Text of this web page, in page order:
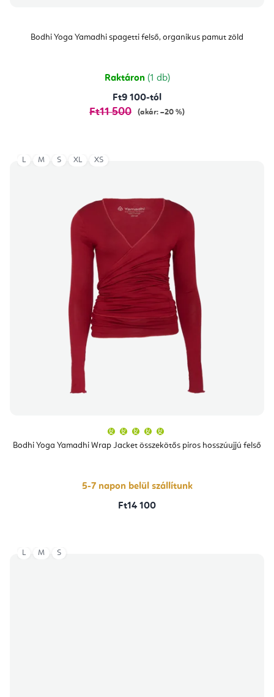
Bodhi Yoga Yamadhi spagetti felső, organikus pamut zöld
Raktáron (1 db)
Ft9 100-tól
Ft11 500 (akár: –20 %)
Bodhi Yoga Yamadhi Wrap Jacket összekötős piros hosszúujjú felső
átlagos
értékelése
csillag.
5-7 napon belül szállítunk
Ft14 100
L M S XL XS
L M S